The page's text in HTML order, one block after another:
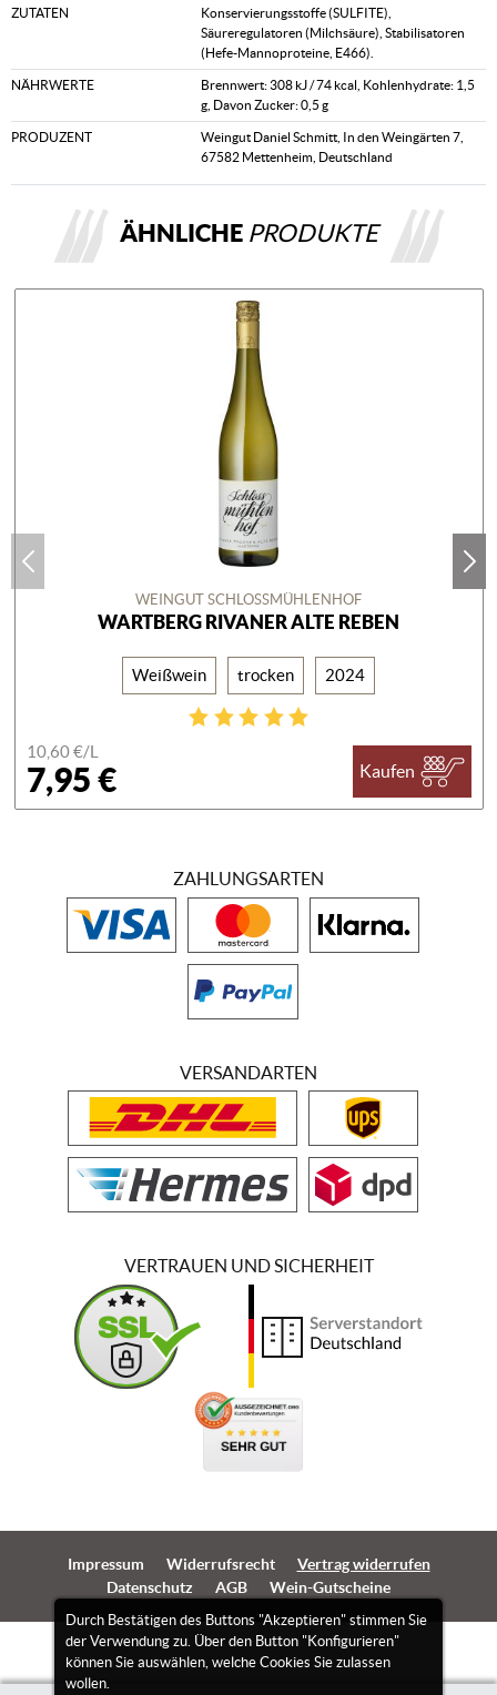
ZUTATEN
Konservierungsstoffe (SULFITE),
Säureregulatoren (Milchsäure), Stabilisatoren
(Hefe-Mannoproteine, E466).
NÄHRWERTE
Brennwert: 308 kJ / 74 kcal, Kohlenhydrate: 1,5
g, Davon Zucker: 0,5 g
PRODUZENT
Weingut Daniel Schmitt, In den Weingärten 7,
67582 Mettenheim, Deutschland
ÄHNLICHE PRODUKTE
WEINGUT SCHLOSSMÜHLENHOF
WARTBERG RIVANER ALTE REBEN
Weißwein trocken 2024
10,60 €/L
7,95 € Kaufen
Durch Bestätigen des Buttons "Akzeptieren" stimmen Sie
der Verwendung zu. Über den Button "Konfigurieren"
können Sie auswählen, welche Cookies Sie zulassen
wollen.
ZAHLUNGSARTEN
VERSANDARTEN
VERTRAUEN UND SICHERHEIT
Impressum Widerrufsrecht
Vertrag widerrufen
Datenschutz
AGB Wein-Gutscheine